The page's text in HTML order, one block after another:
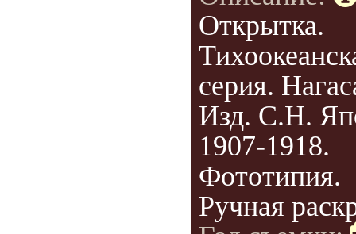
Открытка.
серия.
Изд. С.Н.
1907-1918.
Фототипия.
Ручная